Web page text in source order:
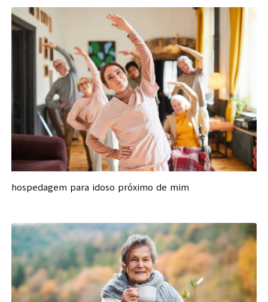
hospedagem para idoso próximo de mim